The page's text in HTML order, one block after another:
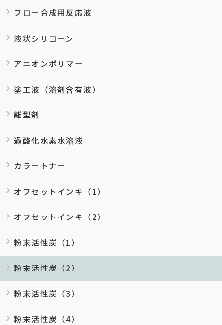
フロー合成用反応液
液状シリコーン
アニオンポリマー
塗工液（溶剤含有液）
離型剤
過酸化水素水溶液
カラートナー
オフセットインキ（1）
オフセットインキ（2）
粉末活性炭（1）
粉末活性炭（2）
粉末活性炭（3）
粉末活性炭（4）